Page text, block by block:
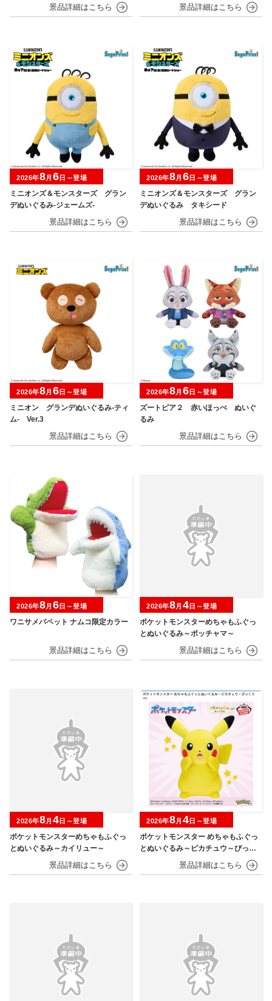
ミニオンズ＆モンスターズ グラン
デぬいぐるみ‐ジェームズ‐
2026年8月 6日～登場
ミニオンズ＆モンスターズ グラン
デぬいぐるみ タキシード
2026年8月 6日～登場
ミニオン グランデぬいぐるみ‐ティ
ム‐ Ver.3
2026年8月 6日～登場
ズートピア２ 赤いほっぺ ぬいぐ
るみ
2026年8月 6日～登場
ワニサメパペット ナムコ限定カラー
2026年8月 6 日～登場
ポケットモンスターめちゃもふぐっ
とぬいぐるみ～ポッチャマ～
2026年8月 4 日～登場
ポケットモンスターめちゃもふぐっ
とぬいぐるみ～カイリュー～
2026年8月 4日～登場
ポケットモンスター めちゃもふぐっ
とぬいぐるみ～ピカチュウ～びっく
2026年8月 4日～登場